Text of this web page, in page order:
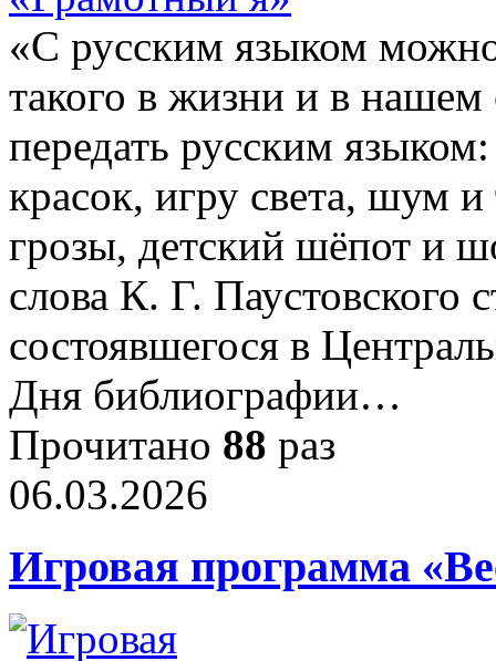
«С русским языком
такого в жизни и в
передать русским
красок, игру света, шум
грозы, детский шёпот и
слова К. Г. Паустовского
состоявшегося в
Дня библиографии…
Прочитано 88 раз
06.03.2026
Игровая программа